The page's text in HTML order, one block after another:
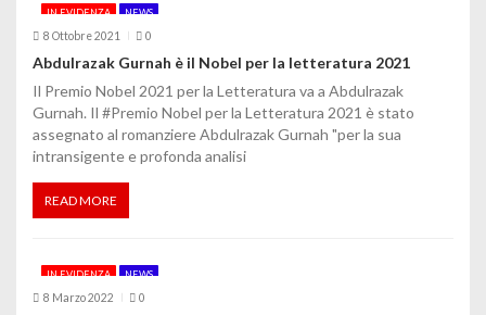
IN EVIDENZA NEWS
8 Ottobre 2021 0
Abdulrazak Gurnah è il Nobel per la letteratura 2021
Il Premio Nobel 2021 per la Letteratura va a Abdulrazak
Gurnah. Il #Premio Nobel per la Letteratura 2021 è stato
assegnato al romanziere Abdulrazak Gurnah "per la sua
intransigente e profonda analisi
READ MORE
IN EVIDENZA NEWS
8 Marzo 2022 0